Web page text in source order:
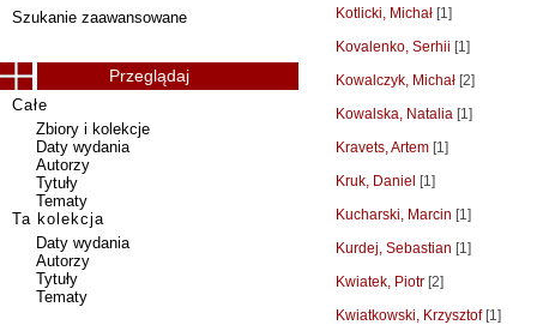
Kotlicki, Michał [1]
Kovalenko, Serhii [1]
Kowalczyk, Michał [2]
Kowalska, Natalia [1]
Kravets, Artem [1]
Kruk, Daniel
[1]
Kucharski, Marcin [1]
Kurdej, Sebastian [1]
Kwiatek, Piotr [2]
Kwiatkowski, Krzysztof[1]
Szukanie zaawansowane
Przeglądaj
Całe
Zbiory i kolekcje
Daty wydania
Autorzy
Tytuły
Tematy
Ta kolekcja
Daty wydania
Autorzy
Tytuły
Tematy